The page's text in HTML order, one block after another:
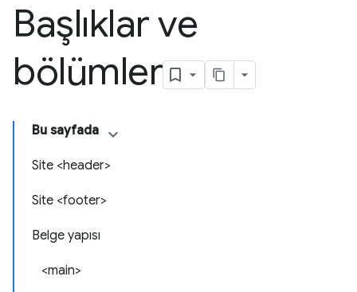
Başlıklar ve
bölümler
Bu sayfada
Site <header>
Site <footer>
Belge yapısı
<main>